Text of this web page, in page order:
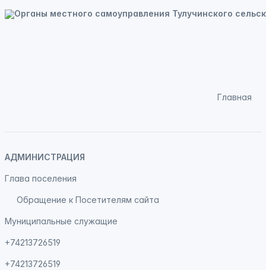
Главная
АДМИНИСТРАЦИЯ
Глава поселения
Обращение к Посетителям сайта
Муниципальные служащие
+74213726519
+74213726519